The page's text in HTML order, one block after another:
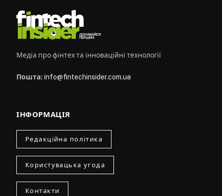
Медіа про фінтех та інноваційні технології
Пошта: info@fintechinsider.com.ua
ІНФОРМАЦІЯ
Редакційна політика
Користувацька угода
Контакти